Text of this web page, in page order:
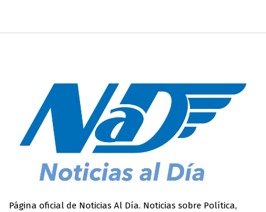
Página oficial de Noticias Al Día. Noticias sobre Política,